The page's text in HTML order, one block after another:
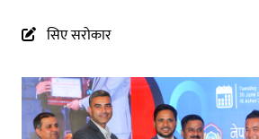
सिए सरोकार